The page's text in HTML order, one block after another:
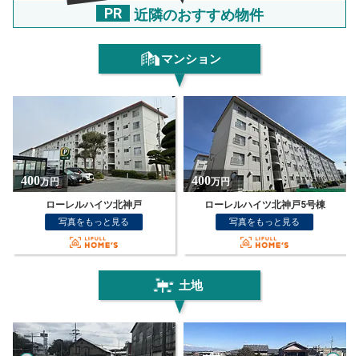
PR 近隣のおすすめ物件
マンション
400万円
ローレルハイツ北神戸
写真をもっと見る
400万円
ローレルハイツ北神戸5号棟
写真をもっと見る
土地